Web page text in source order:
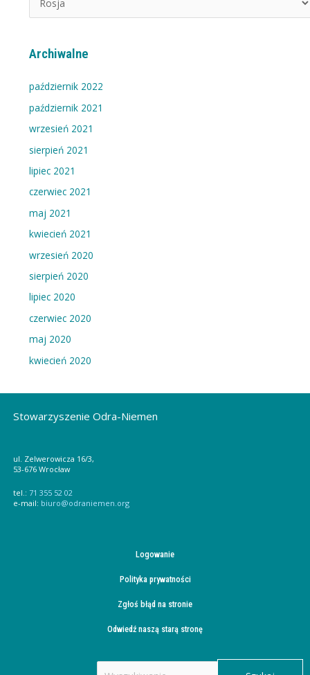
e
o
i
e
w
p
i
s
Archiwalne
październik 2022
październik 2021
wrzesień 2021
sierpień 2021
lipiec 2021
czerwiec 2021
maj 2021
kwiecień 2021
wrzesień 2020
sierpień 2020
lipiec 2020
czerwiec 2020
maj 2020
kwiecień 2020
Stowarzyszenie Odra-Niemen
ul. Zelwerowicza 16/3,
53-676 Wrocław
tel.: 71 355 52 02
e-mail: biuro@odraniemen.org
Logowanie
Polityka prywatności
Zgłoś błąd na stronie
Odwiedź naszą starą stronę
Szukaj